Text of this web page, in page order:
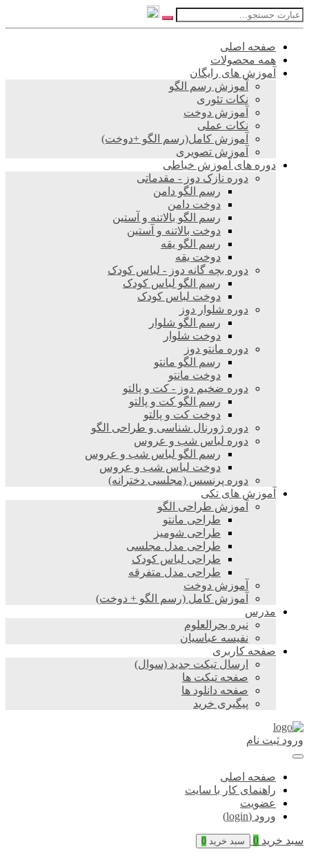
صفحه اصلی
همه محصولات
آموزش های رایگان
آموزش رسم الگو
نکات تئوری
آموزش دوخت
نکات عملی
آموزش کامل(رسم الگو +دوخت)
آموزش تصویری
دوره های آموزش خیاطی
دوره نازک دوز - مقدماتی
رسم الگو دامن
دوخت دامن
رسم الگو بالاتنه و آستین
دوخت بالاتنه و آستین
رسم الگو یقه
دوخت یقه
دوره بچه گانه دوز - لباس کودک
رسم الگو لباس کودک
دوخت لباس کودک
دوره شلوار دوز
رسم الگو شلوار
دوخت شلوار
دوره مانتو دوز
رسم الگو مانتو
دوخت مانتو
دوره ضخیم دوز - کت و پالتو
رسم الگو کت و پالتو
دوخت کت و پالتو
دوره ژورنال شناسی و طراحی الگو
دوره لباس شب و عروس
رسم الگو لباس شب و عروس
دوخت لباس شب و عروس
دوره پرنسس (مجلسی دخترانه)
آموزش های تکی
آموزش طراحی الگو
طراحی مانتو
طراحی شومیز
طراحی مدل مجلسی
طراحی لباس کودک
طراحی مدل متفرقه
آموزش دوخت
آموزش کامل (رسم الگو + دوخت)
مدرس
نیره بحرالعلوم
نفیسه عباسیان
صفحه کاربری
ارسال تیکت جدید (سوال)
صفحه تیکت ها
صفحه دانلود ها
پیگیری خرید
ورود ثبت نام
صفحه اصلی
راهنمای کار با سایت
عضویت
ورود (login)
سبد خرید 0 سبد خرید 0